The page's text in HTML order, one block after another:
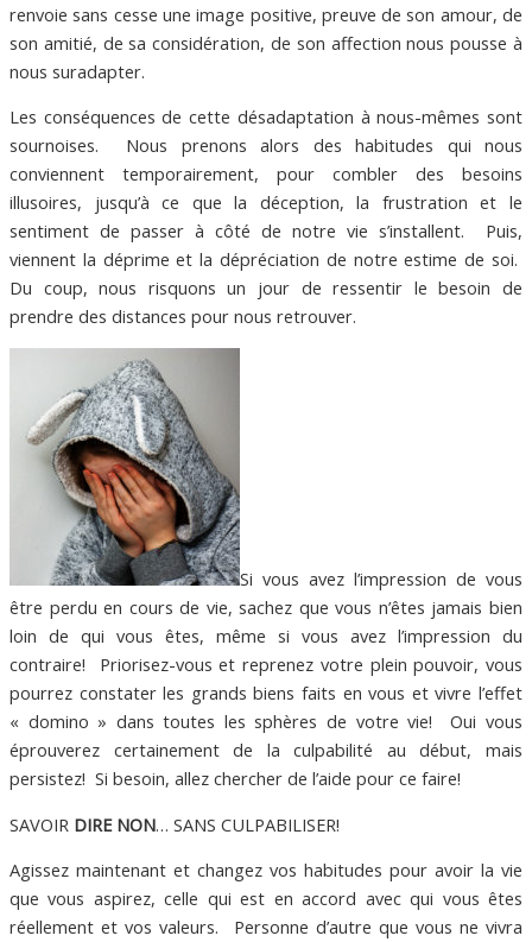
renvoie sans cesse une image positive, preuve de son amour, de
son amitié, de sa considération, de son affection nous pousse à
nous suradapter.
Les conséquences de cette désadaptation à nous-mêmes sont
sournoises. Nous prenons alors des habitudes qui nous
conviennent temporairement, pour combler des besoins
illusoires, jusqu’à ce que la déception, la frustration et le
sentiment de passer à côté de notre vie s’installent. Puis,
viennent la déprime et la dépréciation de notre estime de soi.
Du coup, nous risquons un jour de ressentir le besoin de
prendre des distances pour nous retrouver.
Si vous avez l’impression de vous
être perdu en cours de vie, sachez que vous n’êtes jamais bien
loin de qui vous êtes, même si vous avez l’impression du
contraire! Priorisez-vous et reprenez votre plein pouvoir, vous
pourrez constater les grands biens faits en vous et vivre l’effet
« domino » dans toutes les sphères de votre vie! Oui vous
éprouverez certainement de la culpabilité au début, mais
persistez! Si besoin, allez chercher de l’aide pour ce faire!
SAVOIR DIRE NON… SANS CULPABILISER!
Agissez maintenant et changez vos habitudes pour avoir la vie
que vous aspirez, celle qui est en accord avec qui vous êtes
réellement et vos valeurs. Personne d’autre que vous ne vivra